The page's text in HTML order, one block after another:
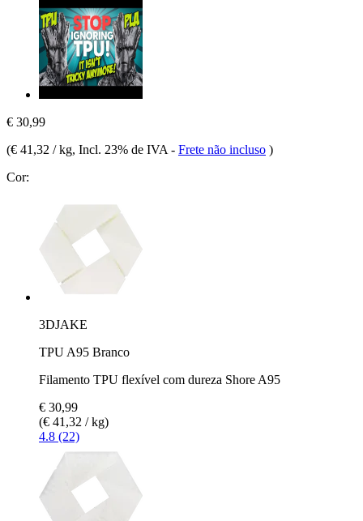
€ 30,99
(€ 41,32 / kg, Incl. 23% de IVA - Frete não incluso )
Cor:
3DJAKE
TPU A95 Branco
Filamento TPU flexível com dureza Shore A95
€ 30,99
(€ 41,32 / kg)
4.8 (22)